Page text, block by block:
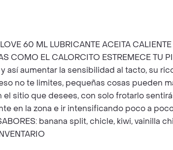
60 ML LUBRICANTE ACEITA
COMO EL CALORCITO ESTREMECE
aumentar la sensibilidad al tacto, su
no te limites, pequeñas cosas pueden
sitio que desees, con solo frotarlo
en la zona e ir intensificando poco a
banana split, chicle, kiwi, vainilla